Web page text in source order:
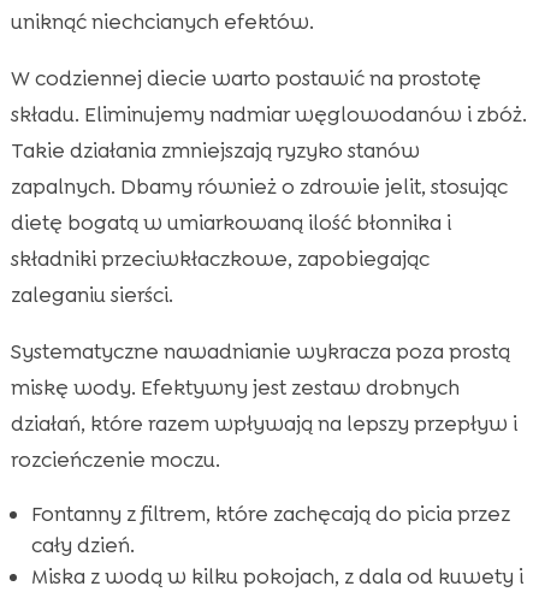
uniknąć niechcianych efektów.
W codziennej diecie warto postawić na prostotę
składu. Eliminujemy nadmiar węglowodanów i zbóż.
Takie działania zmniejszają ryzyko stanów
zapalnych. Dbamy również o zdrowie jelit, stosując
dietę bogatą w umiarkowaną ilość błonnika i
składniki przeciwkłaczkowe, zapobiegając
zaleganiu sierści.
Systematyczne nawadnianie wykracza poza prostą
miskę wody. Efektywny jest zestaw drobnych
działań, które razem wpływają na lepszy przepływ i
rozcieńczenie moczu.
Fontanny z filtrem, które zachęcają do picia przez
cały dzień.
Miska z wodą w kilku pokojach, z dala od kuwety i